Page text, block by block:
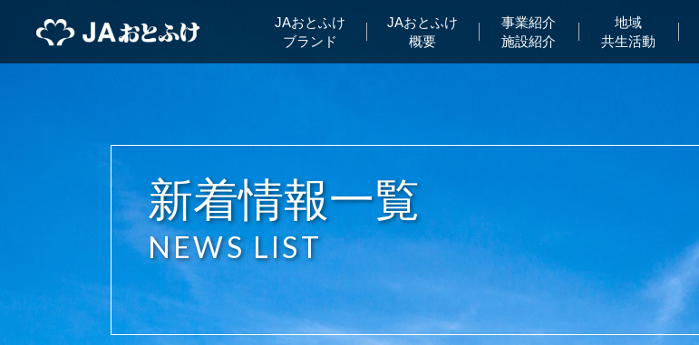
JAおとふけ
ブランド
JAおとふけ
概要
事業紹介
施設紹介
地域
共生活動
新着情報一覧
NEWS LIST